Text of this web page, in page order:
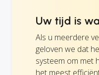
Uw tijd is
Als u meerdere
geloven we dat
systeem om met
het meest